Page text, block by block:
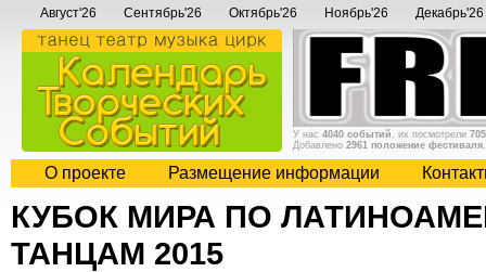
Август'26 Сентябрь'26 Октябрь'26 Ноябрь'26 Декабрь'26
У нас 4040 событий , их посмотрели
Добавлено 2961 положение фестиваля
О проекте Размещение информации
КУБОК МИРА ПО
ТАНЦАМ 2015